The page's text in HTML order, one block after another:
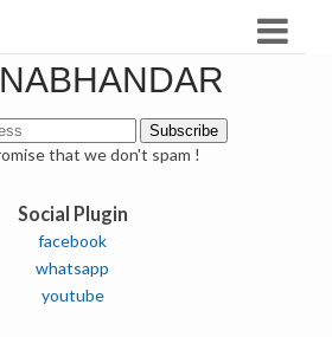
that we don't spam !
Social Plugin
facebook
whatsapp
youtube